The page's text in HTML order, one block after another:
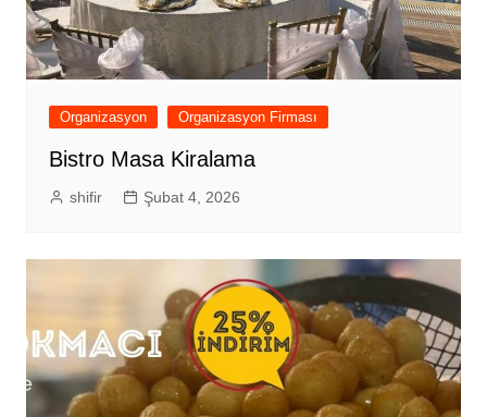
Organizasyon Organizasyon Firması
Bistro Masa Kiralama
shifir Şubat 4, 2026